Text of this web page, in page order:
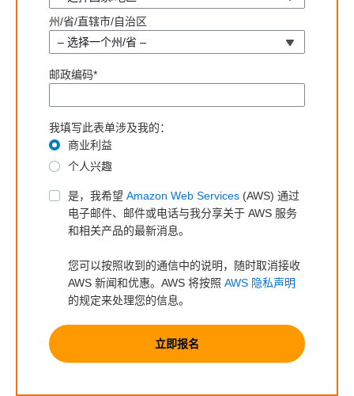
州/省/直辖市/自治区
– 选择一个州/省 –
邮政编码*
我填写此表单涉及我的：
商业利益
个人兴趣
是，我希望 Amazon Web Services (AWS) 通过
电子邮件、邮件或电话与我分享关于 AWS 服务
和相关产品的最新消息。
您可以按照收到的通信中的说明，随时取消接收
AWS 新闻和优惠。AWS 将按照 AWS 隐私声明
的规定来处理您的信息。
立即报名